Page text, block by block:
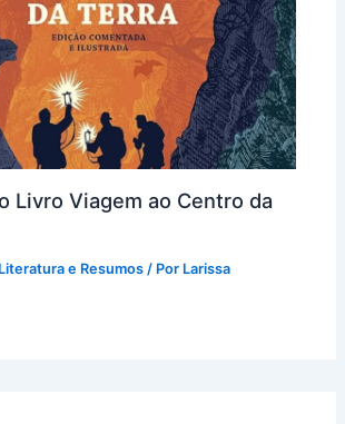
Livro Viagem ao Centro da
Literatura e Resumos / Por Larissa